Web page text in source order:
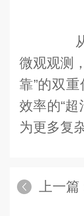
从
微观观测
靠”的双
效率的“
为更多复
上一篇